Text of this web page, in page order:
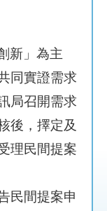
新」為主
同實證需求
局召開需求
後，擇定及
理民間提案
民間提案申